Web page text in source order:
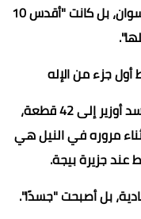
بيجة ليست مجرد جزيرة في النيل قرب أسوان، بل كانت "أقدس 10
تقول الأسطورة إنه عندما قطع ست جسد أوزير إلى 42 قطعة،
مروره في النيل هي
جزيرة بيجة.
بل أصبحت "جسدًا".